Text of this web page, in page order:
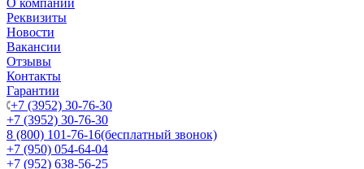
О компании
Реквизиты
Новости
Вакансии
Отзывы
Контакты
Гарантии
+7 (3952) 30-76-30
+7 (3952) 30-76-30
8 (800) 101-76-16(бесплатный звонок)
+7 (950) 054-64-04
+7 (952) 638-56-25